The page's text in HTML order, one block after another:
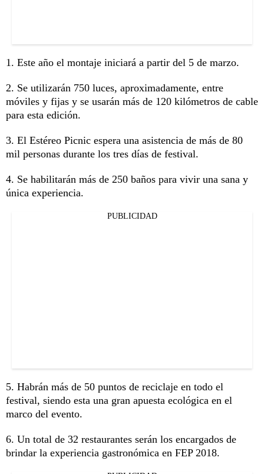
1. Este año el montaje iniciará a partir del 5 de marzo.
2. Se utilizarán 750 luces, aproximadamente, entre
móviles y fijas y se usarán más de 120 kilómetros de cable
para esta edición.
3. El Estéreo Picnic espera una asistencia de más de 80
mil personas durante los tres días de festival.
4. Se habilitarán más de 250 baños para vivir una sana y
única experiencia.
PUBLICIDAD
5. Habrán más de 50 puntos de reciclaje en todo el
festival, siendo esta una gran apuesta ecológica en el
marco del evento.
6. Un total de 32 restaurantes serán los encargados de
brindar la experiencia gastronómica en FEP 2018.